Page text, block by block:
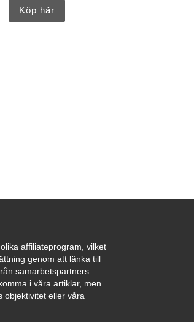
Köp här
affiliateprogram, vilket
genom att länka till
samarbetspartners.
i våra artiklar, men
objektivitet eller våra